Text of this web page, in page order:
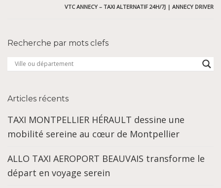
VTC ANNECY – TAXI ALTERNATIF 24H/7J | ANNECY DRIVER
Recherche par mots clefs
Articles récents
TAXI MONTPELLIER HÉRAULT dessine une
mobilité sereine au cœur de Montpellier
ALLO TAXI AEROPORT BEAUVAIS transforme le
départ en voyage serein